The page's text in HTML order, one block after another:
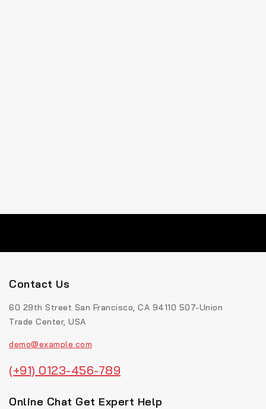
Contact Us
60 29th Street San Francisco, CA 94110 507-Union
Trade Center, USA
demo@example.com
(+91) 0123-456-789
Online Chat Get Expert Help